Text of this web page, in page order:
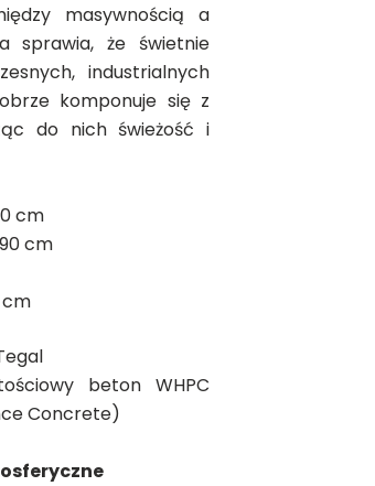
masywnością a
sprawia, że świetnie
industrialnych
komponuje się z
do nich świeżość i
cm
cm
cm
beton WHPC
Concrete)